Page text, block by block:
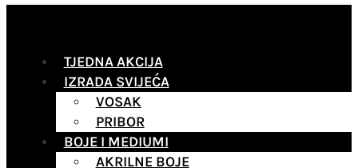
TJEDNA AKCIJA
IZRADA SVIJEĆA
VOSAK
PRIBOR
BOJE I MEDIUMI
AKRILNE BOJE